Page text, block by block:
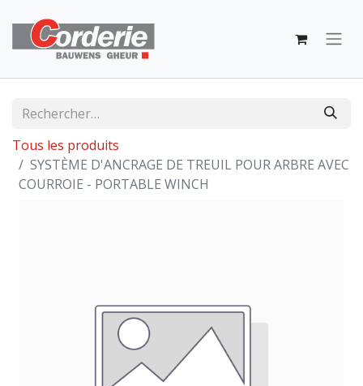
Tous les produits
SYSTÈME D'ANCRAGE DE TREUIL POUR ARBRE AVEC
COURROIE - PORTABLE WINCH